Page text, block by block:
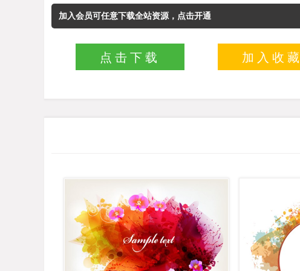
加入会员可任意下载全站资源，点击开通
点击下载 加入收藏